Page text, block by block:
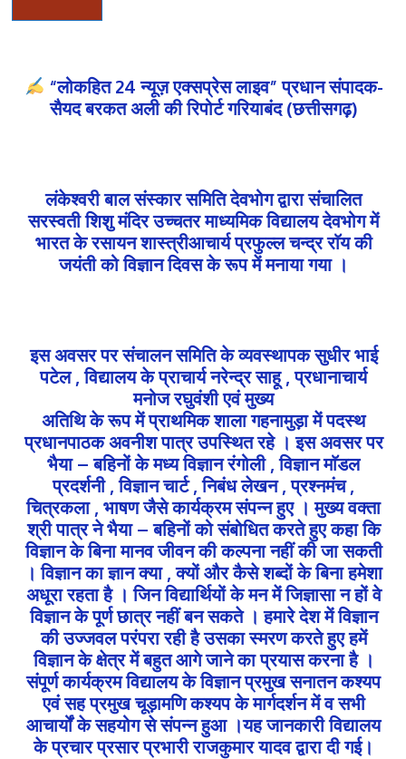
“लोकहित 24 न्यूज़ एक्सप्रेस लाइव” प्रधान संपादक-
सैयद बरकत अली की रिपोर्ट गरियाबंद (छत्तीसगढ़)
लंकेश्वरी बाल संस्कार समिति देवभोग द्वारा संचालित
सरस्वती शिशु मंदिर उच्चतर माध्यमिक विद्यालय देवभोग में
भारत के रसायन शास्त्रीआचार्य प्रफुल्ल चन्द्र राॅय की
जयंती को विज्ञान दिवस के रूप में मनाया गया ।
इस अवसर पर संचालन समिति के व्यवस्थापक सुधीर भाई
पटेल , विद्यालय के प्राचार्य नरेन्द्र साहू , प्रधानाचार्य
मनोज रघुवंशी एवं मुख्य
अतिथि के रूप में प्राथमिक शाला गहनामुड़ा में पदस्थ
प्रधानपाठक अवनीश पात्र उपस्थित रहे । इस अवसर पर
भैया – बहिनों के मध्य विज्ञान रंगोली , विज्ञान माॅडल
प्रदर्शनी , विज्ञान चार्ट , निबंध लेखन , प्रश्नमंच ,
चित्रकला , भाषण जैसे कार्यक्रम संपन्न हुए । मुख्य वक्ता
श्री पात्र ने भैया – बहिनों को संबोधित करते हुए कहा कि
विज्ञान के बिना मानव जीवन की कल्पना नहीं की जा सकती
। विज्ञान का ज्ञान क्या , क्यों और कैसे शब्दों के बिना हमेशा
अधूरा रहता है । जिन विद्यार्थियों के मन में जिज्ञासा न हों वे
विज्ञान के पूर्ण छात्र नहीं बन सकते । हमारे देश में विज्ञान
की उज्जवल परंपरा रही है उसका स्मरण करते हुए हमें
विज्ञान के क्षेत्र में बहुत आगे जाने का प्रयास करना है ।
संपूर्ण कार्यक्रम विद्यालय के विज्ञान प्रमुख सनातन कश्यप
एवं सह प्रमुख चूड़ामणि कश्यप के मार्गदर्शन में व सभी
आचार्यों के सहयोग से संपन्न हुआ ।यह जानकारी विद्यालय
के प्रचार प्रसार प्रभारी राजकुमार यादव द्वारा दी गई।